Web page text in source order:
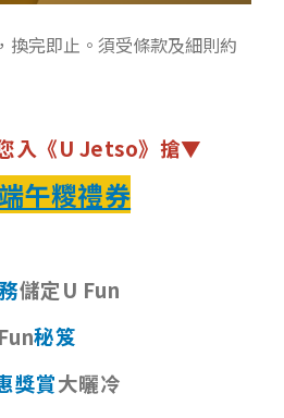
換完即止。須受條款及細則約
入《U Jetso》搶▼
午糭禮券
儲定U Fun
秘笈
獎賞大曬冷